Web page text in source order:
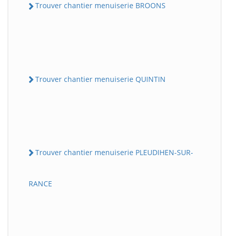
Trouver chantier menuiserie BROONS
Trouver chantier menuiserie QUINTIN
Trouver chantier menuiserie PLEUDIHEN-SUR-
RANCE